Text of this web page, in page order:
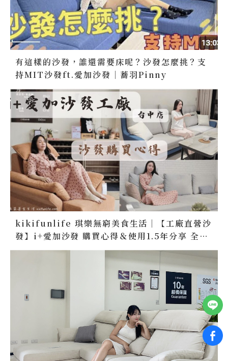
有這樣的沙發，誰還需要床呢？沙發怎麼挑？支
持MIT沙發ft.愛加沙發｜蕎羽Pinny
kikifunlife 琪樂無窮美食生活｜【工廠直營沙
發】i+愛加沙發 購買心得＆使用1.5年分享 全拆
洗設計 10年售後保固 客製化沙發訂做 台灣製造
無毒家具 台中沙發推薦 好好床墊推薦